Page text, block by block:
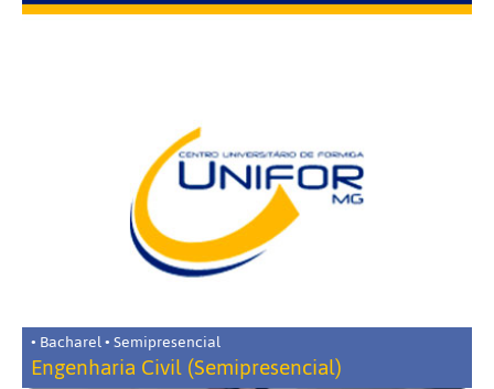
• Bacharel • Semipresencial
Engenharia Civil (Semipresencial)